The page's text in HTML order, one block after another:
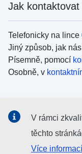
Jak kontaktovat
Telefonicky na lince
Jiný způsob, jak
Písemně, pomocí
Osobně, v
Vyhledávání
V rámci
těchto
Více informací